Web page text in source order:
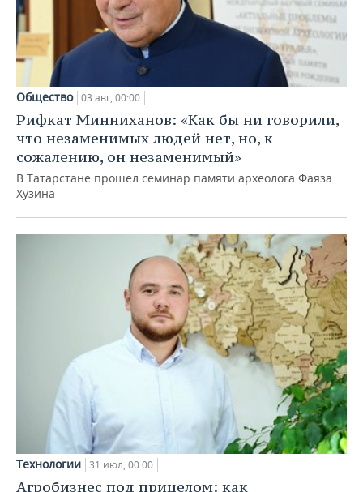
Общество 03 авг, 00:00
Рифкат Минниханов: «Как бы ни говорили,
что незаменимых людей нет, но, к
сожалению, он незаменимый»
В Татарстане прошел семинар памяти археолога Фаяза
Хузина
Технологии 31 июл, 00:00
Агробизнес под прицелом: как